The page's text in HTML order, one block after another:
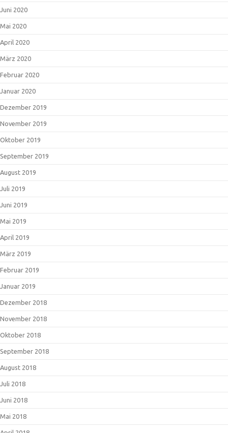
Juni 2020
Mai 2020
April 2020
März 2020
Februar 2020
Januar 2020
Dezember 2019
November 2019
Oktober 2019
September 2019
August 2019
Juli 2019
Juni 2019
Mai 2019
April 2019
März 2019
Februar 2019
Januar 2019
Dezember 2018
November 2018
Oktober 2018
September 2018
August 2018
Juli 2018
Juni 2018
Mai 2018